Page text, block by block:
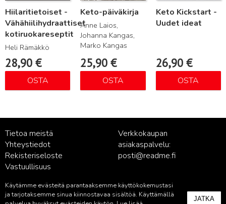
Hiilaritietoiset -
Vähähiilihydraattiset
kotiruokareseptit
Heli Rämäkkö
28,90 €
OSTA
Keto-päiväkirja
Anne Laios,
Johanna Kangas,
Marko Kangas
25,90€
OSTA
Keto Kickstart -
Uudet ideat
26,90 €
OSTA
Tietoa meistä
Yhteystiedot
Rekisteriseloste
Vastuullisuus
Verkkokaupan
asiakaspalvelu:
posti@readme.fi
Kustantamon asiakaspalvelu:
Käytämme evästeitä parantaaksemme käyttökokemustasi
ja tarjotaksemme sinua kiinnostavaa sisältöä. Käyttämällä
JATKA